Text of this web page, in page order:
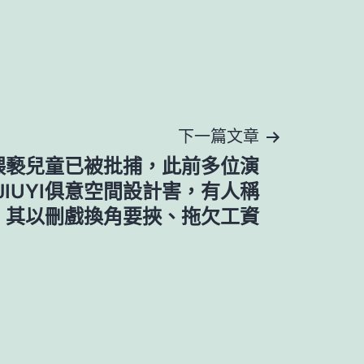
下一篇文章
兒童已被批捕，此前多位演
俱意空間設計害，有人稱
其以刪戲換角要挾、拖欠工資